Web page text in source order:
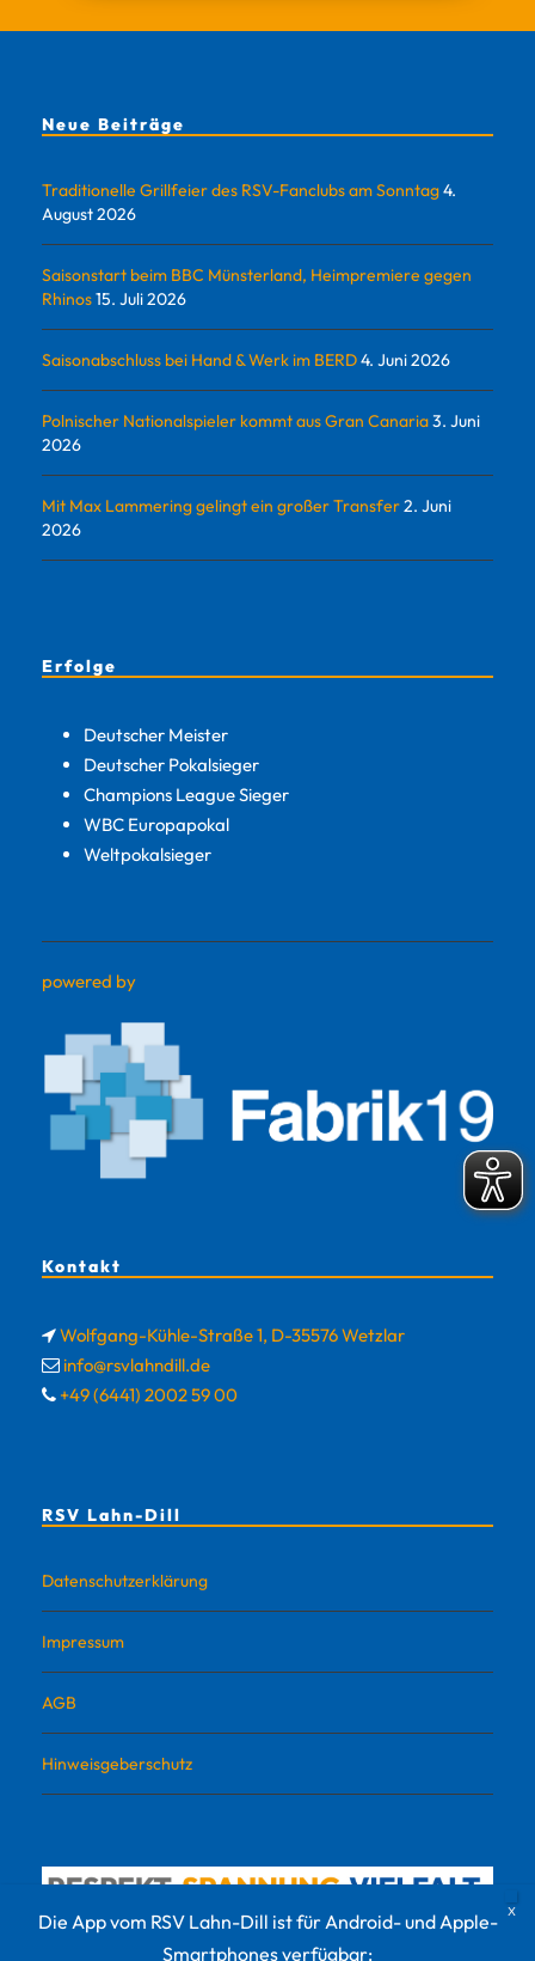
Neue Beiträge
Traditionelle Grillfeier des RSV-Fanclubs am Sonntag4.
August 2026
Saisonstart beim BBC Münsterland, Heimpremiere gegen
Rhinos15. Juli 2026
Saisonabschluss bei Hand & Werk im BERD4. Juni 2026
Polnischer Nationalspieler kommt aus Gran Canaria3. Juni
2026
Mit Max Lammering gelingt ein großer Transfer2. Juni
2026
Erfolge
Deutscher Meister
Deutscher Pokalsieger
Champions League Sieger
WBC Europapokal
Weltpokalsieger
powered by
Kontakt
Wolfgang-Kühle-Straße 1, D-35576 Wetzlar
info@rsvlahndill.de
+49 (6441) 2002 59 00
RSV Lahn-Dill
Datenschutzerklärung
Impressum
AGB
Hinweisgeberschutz
Die App vom RSV Lahn-Dill ist für Android- und Apple-
Smartphones verfügbar: